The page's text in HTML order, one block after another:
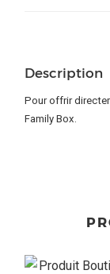
Description
Pour offrir
Family Box.